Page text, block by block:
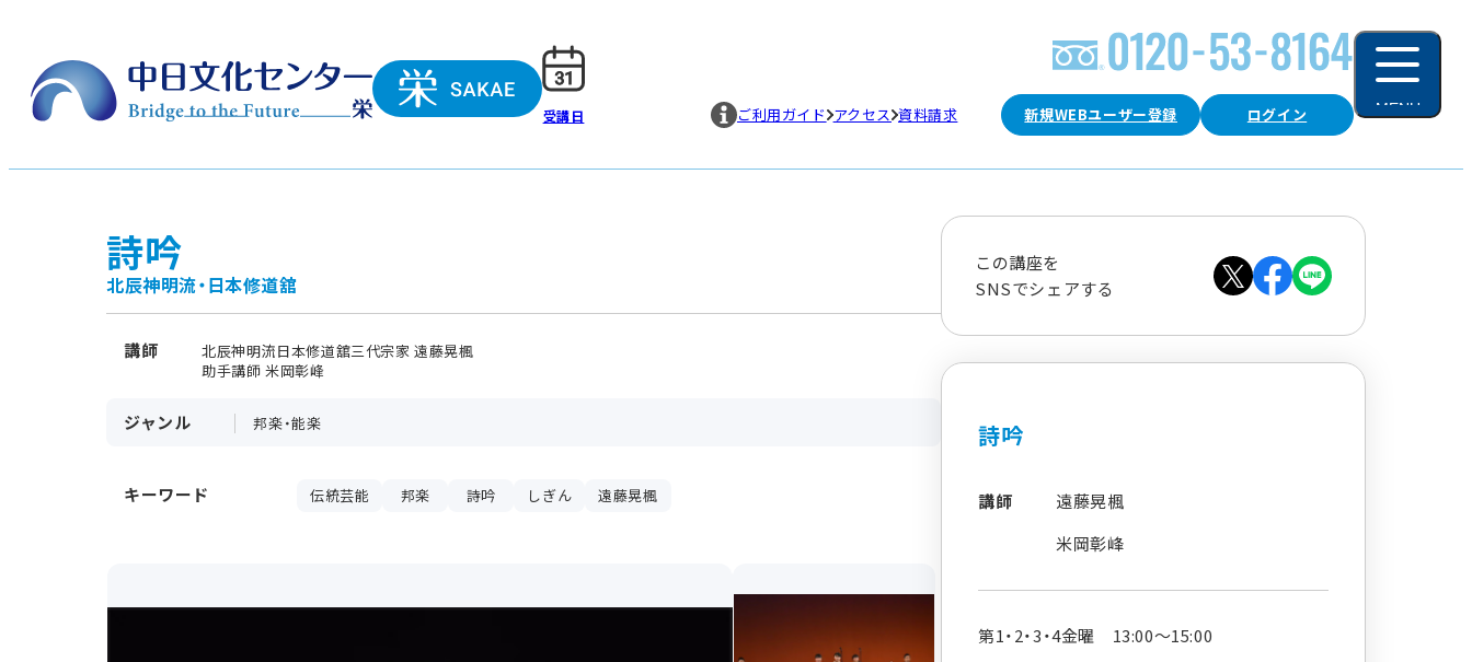
受講日 新規WEBユーザー登録 ログイン
ご利用ガイド アクセス 資料請求 MENU
詩吟
北辰神明流・日本修道舘
講師
北辰神明流日本修道舘三代宗家 遠藤晃楓
助手講師 米岡彰峰
ジャンル 邦楽・能楽
キーワード 伝統芸能 邦楽 詩吟 しぎん 遠藤晃楓
この講座を
SNSでシェアする
詩吟
講師
遠藤晃楓
米岡彰峰
第1・2・3・4金曜 13:00～15:00